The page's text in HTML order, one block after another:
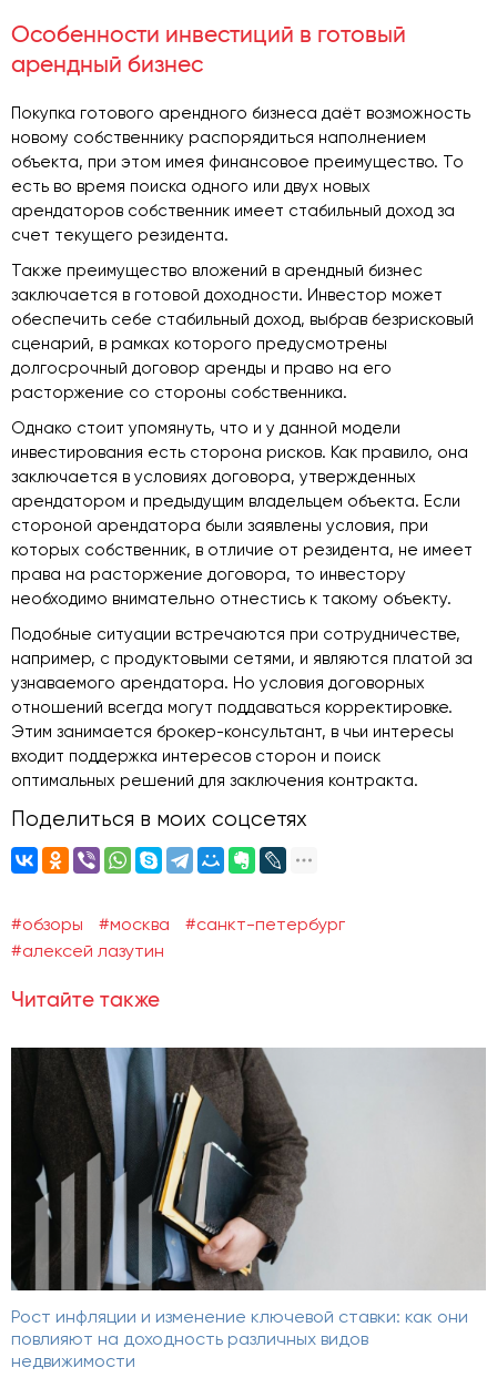
Особенности инвестиций в готовый
арендный бизнес
Покупка готового арендного бизнеса даёт возможность
новому собственнику распорядиться наполнением
объекта, при этом имея финансовое преимущество. То
есть во время поиска одного или двух новых
арендаторов собственник имеет стабильный доход за
счет текущего резидента.
Также преимущество вложений в арендный бизнес
заключается в готовой доходности. Инвестор может
обеспечить себе стабильный доход, выбрав безрисковый
сценарий, в рамках которого предусмотрены
долгосрочный договор аренды и право на его
расторжение со стороны собственника.
Однако стоит упомянуть, что и у данной модели
инвестирования есть сторона рисков. Как правило, она
заключается в условиях договора, утвержденных
арендатором и предыдущим владельцем объекта. Если
стороной арендатора были заявлены условия, при
которых собственник, в отличие от резидента, не имеет
права на расторжение договора, то инвестору
необходимо внимательно отнестись к такому объекту.
Подобные ситуации встречаются при сотрудничестве,
например, с продуктовыми сетями, и являются платой за
узнаваемого арендатора. Но условия договорных
отношений всегда могут поддаваться корректировке.
Этим занимается брокер-консультант, в чьи интересы
входит поддержка интересов сторон и поиск
оптимальных решений для заключения контракта.
Поделиться в моих соцсетях
#обзоры #москва
#санкт-петербург
#алексей лазутин
Читайте также
Рост инфляции и изменение ключевой ставки: как они
повлияют на доходность различных видов
недвижимости